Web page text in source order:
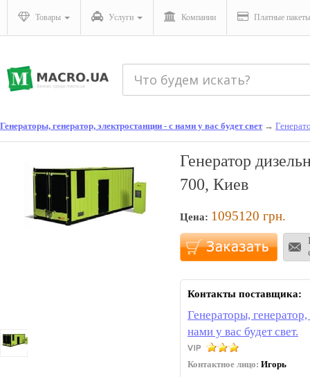
Товары Услуги Компании Платные пакеты
Генераторы, генератор, электростанции - с нами у вас будет свет→
Генератор
700, Киев
Цена: 1095120 грн.
Контакты поставщика:
Генераторы,
нами у вас будет свет.
Контактное лицо: Игорь